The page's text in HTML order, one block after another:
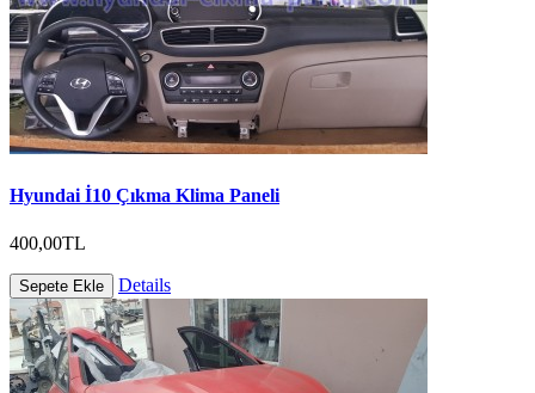
Hyundai İ10 Çıkma Klima Paneli
400,00TL
Sepete Ekle Details